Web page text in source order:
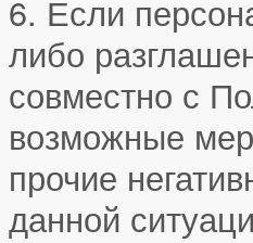
6. Если
либо
совместно с
возможные
прочие
данной